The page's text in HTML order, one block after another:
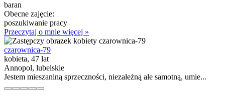
baran
Obecne zajęcie:
poszukiwanie pracy
Przeczytaj o mnie więcej »
czarownica-79
kobieta, 47 lat
Annopol, lubelskie
Jestem mieszaniną sprzeczności, niezależną ale samotną, umie...